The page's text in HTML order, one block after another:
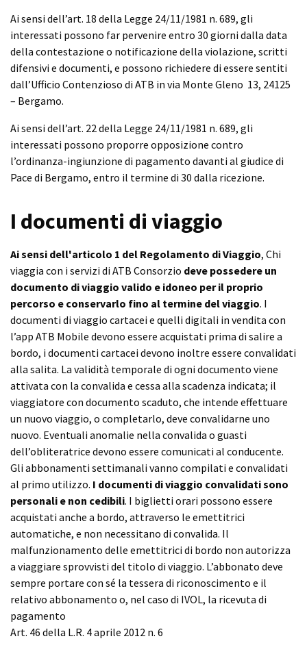
Ai sensi dell’art. 18 della Legge 24/11/1981 n. 689, gli
interessati possono far pervenire entro 30 giorni dalla data
della contestazione o notificazione della violazione, scritti
difensivi e documenti, e possono richiedere di essere sentiti
dall’Ufficio Contenzioso di ATB in via Monte Gleno 13, 24125
– Bergamo.
Ai sensi dell’art. 22 della Legge 24/11/1981 n. 689, gli
interessati possono proporre opposizione contro
l’ordinanza-ingiunzione di pagamento davanti al giudice di
Pace di Bergamo, entro il termine di 30 dalla ricezione.
I documenti di viaggio
Ai sensi dell'articolo 1 del Regolamento di Viaggio, Chi
viaggia con i servizi di ATB Consorzio deve possedere un
documento di viaggio valido e idoneo per il proprio
percorso e conservarlo fino al termine del viaggio. I
documenti di viaggio cartacei e quelli digitali in vendita con
l’app ATB Mobile devono essere acquistati prima di salire a
bordo, i documenti cartacei devono inoltre essere convalidati
alla salita. La validità temporale di ogni documento viene
attivata con la convalida e cessa alla scadenza indicata; il
viaggiatore con documento scaduto, che intende effettuare
un nuovo viaggio, o completarlo, deve convalidarne uno
nuovo. Eventuali anomalie nella convalida o guasti
dell’obliteratrice devono essere comunicati al conducente.
Gli abbonamenti settimanali vanno compilati e convalidati
al primo utilizzo. I documenti di viaggio convalidati sono
personali e non cedibili. I biglietti orari possono essere
acquistati anche a bordo, attraverso le emettitrici
automatiche, e non necessitano di convalida. Il
malfunzionamento delle emettitrici di bordo non autorizza
a viaggiare sprovvisti del titolo di viaggio. L’abbonato deve
sempre portare con sé la tessera di riconoscimento e il
relativo abbonamento o, nel caso di IVOL, la ricevuta di
pagamento
Art. 46 della L.R. 4 aprile 2012 n. 6